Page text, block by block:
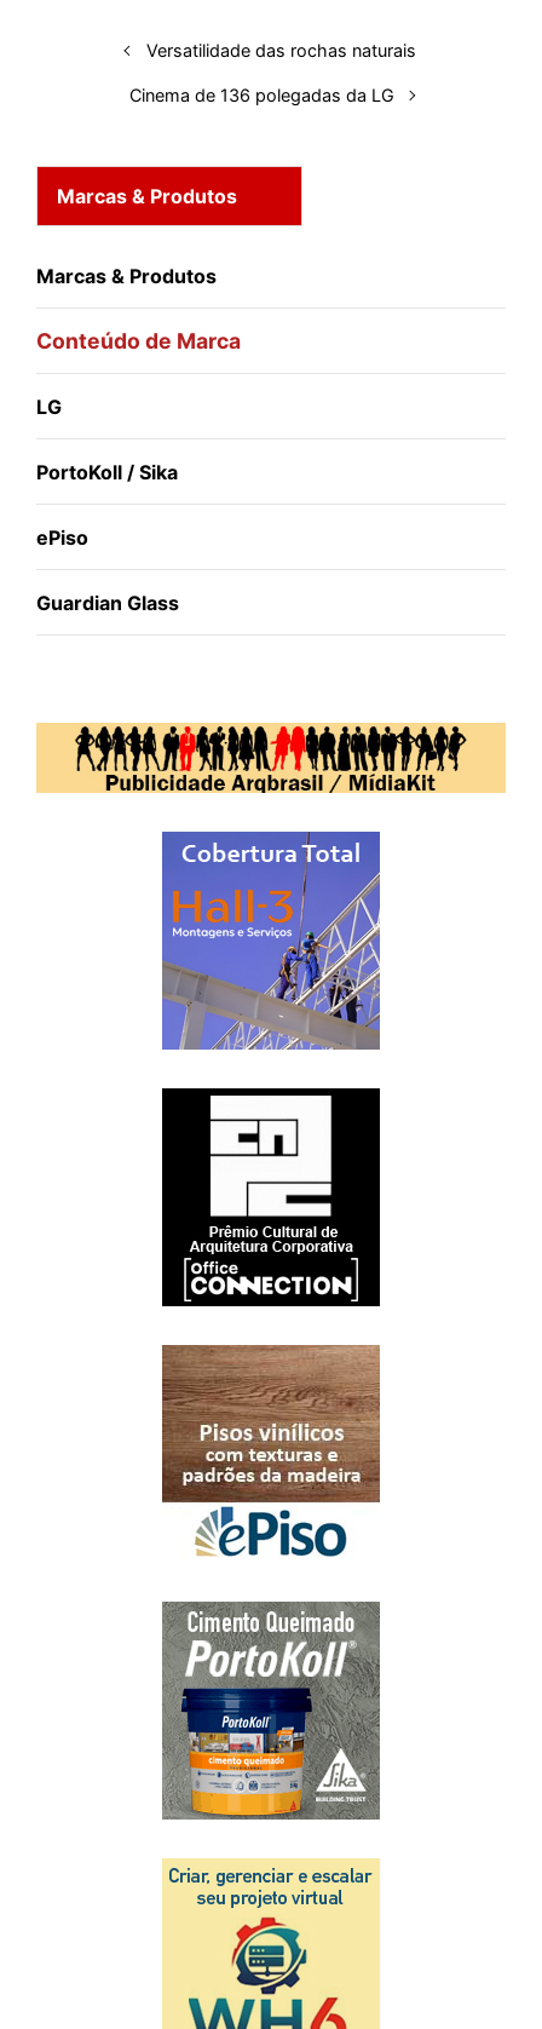
Versatilidade das rochas naturais
Cinema de 136 polegadas da LG
Marcas & Produtos
Marcas & Produtos
Conteúdo de Marca
LG
PortoKoll / Sika
ePiso
Guardian Glass